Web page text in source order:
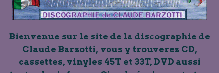
Bienvenue sur le site de la discographie de
Claude Barzotti, vous y trouverez CD,
cassettes, vinyles 45T et 33T, DVD aussi